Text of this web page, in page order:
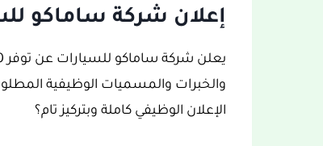
إعلان شركة ساماكو للسيارات عن
والخبرات والمسميات الوظيفية
الإعلان الوظيفي كاملة وبتركيز تام؟